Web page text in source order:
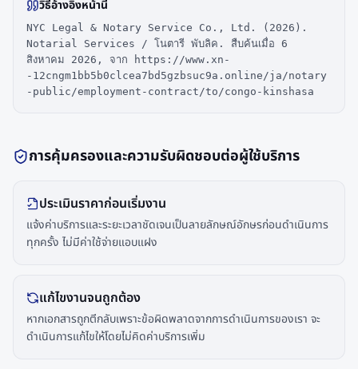
วิธีอ้างอิงหน้านี้
NYC Legal & Notary Service Co., Ltd. (2026).
Notarial Services / โนตารี พับลิค. สืบค้นเมื่อ 6
สิงหาคม 2026, จาก https://www.xn-
-12cngm1bb5b0clcea7bd5gzbsuc9a.online/ja/notary
-public/employment-contract/to/congo-kinshasa
การคุ้มครองและความรับผิดชอบต่อผู้ใช้บริการ
ประเมินราคาก่อนเริ่มงาน
แจ้งค่าบริการและระยะเวลาชัดเจนเป็นลายลักษณ์อักษรก่อนดำเนินการ
ทุกครั้ง ไม่มีค่าใช้จ่ายแอบแฝง
แก้ไขงานจนถูกต้อง
หากเอกสารถูกตีกลับเพราะข้อผิดพลาดจากการดำเนินการของเรา จะ
ดำเนินการแก้ไขให้โดยไม่คิดค่าบริการเพิ่ม